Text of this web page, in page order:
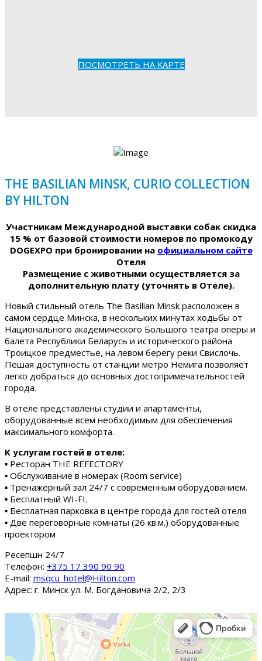
ПОСМОТРЕТЬ НА КАРТЕ
THE BASILIAN MINSK, CURIO COLLECTION
BY HILTON
Участникам Международной выставки собак скидка
15 % от базовой стоимости номеров по промокоду
DOGEXPO при бронировании на официальном сайте
Отеля
Размещение с животными осуществляется за
дополнительную плату (уточнять в Отеле).
Новый стильный отель The Basilian Minsk расположен в
самом сердце Минска, в нескольких минутах ходьбы от
Национального академического Большого театра оперы и
балета Республики Беларусь и исторического района
Троицкое предместье, на левом берегу реки Свислочь.
Пешая доступность от станции метро Немига позволяет
легко добраться до основных достопримечательностей
города.
В отеле представлены студии и апартаменты,
оборудованные всем необходимым для обеспечения
максимального комфорта.
К услугам гостей в отеле:
▪ Ресторан THE REFECTORY
▪ Обслуживание в номерах (Room service)
▪ Тренажерный зал 24/7 с современным оборудованием.
▪ Бесплатный WI-FI.
▪ Бесплатная парковка в центре города для гостей отеля
▪ Две переговорные комнаты (26 кв.м.) оборудованные
проектором
Ресепшн 24/7
Tелефон: +375 17 390 90 90
E-mail: msqcu_hotel@Hilton.com
Адрес: г. Минск ул. М. Богдановича 2/2, 2/3